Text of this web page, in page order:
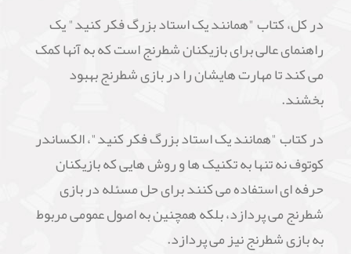
در کل، کتاب "همانند یک استاد بزرگ فکر کنید" یک
راهنمای عالی برای بازیکنان شطرنج است که به آنها کمک
می کند تا مهارت هایشان را در بازی شطرنج بهبود
بخشند.
در کتاب "همانند یک استاد بزرگ فکر کنید"، الکساندر
کوتوف نه تنها به تکنیک ها و روش هایی که بازیکنان
حرفه ای استفاده می کنند برای حل مسئله در بازی
شطرنج می پردازد، بلکه همچنین به اصول عمومی مربوط
به بازی شطرنج نیز می پردازد.